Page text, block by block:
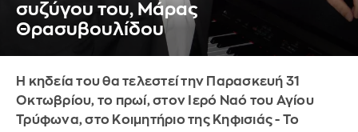
συζύγου του, Μάρας
Θρασυβουλίδου
Η κηδεία του θα τελεστεί την Παρασκευή 31
Οκτωβρίου, το πρωί, στον Ιερό Ναό του Αγίου
Τρύφωνα, στο Κοιμητήριο της Κηφισιάς - Το